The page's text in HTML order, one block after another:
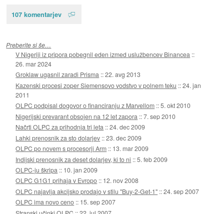
107 komentarjev
Preberite si še…
V Nigeriji iz pripora pobegnil eden izmed uslužbencev Binancea ::
26. mar 2024
Groklaw ugasnil zaradi Prisma ::22. avg 2013
Kazenski procesi zoper Siemensovo vodstvo v polnem teku ::24. jan
2011
OLPC podpisal dogovor o financiranju z Marvellom ::5. okt 2010
Nigerijski prevarant obsojen na 12 let zapora ::7. sep 2010
Načrti OLPC za prihodnja tri leta ::24. dec 2009
Lahki prenosnik za sto dolarjev ::23. dec 2009
OLPC po novem s procesorji Arm :: 13. mar 2009
Indijski prenosnik za deset dolarjev, ki to ni ::5. feb 2009
OLPC-ju škripa :: 10. jan 2009
OLPC G1G1 prihaja v Evropo :: 12. nov 2008
OLPC najavlja akcijsko prodajo v stilu "Buy-2-Get-1" ::24. sep 2007
OLPC ima novo ceno :: 15. sep 2007